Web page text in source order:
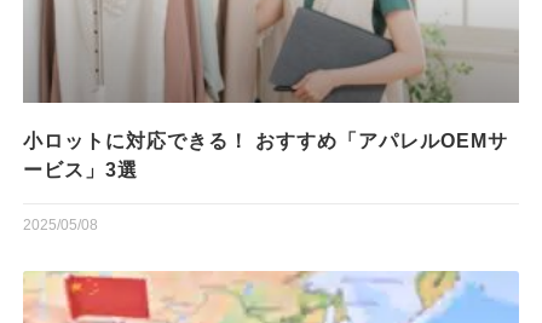
小ロットに対応できる！ おすすめ「アパレルOEMサ
ービス」3選
2025/05/08